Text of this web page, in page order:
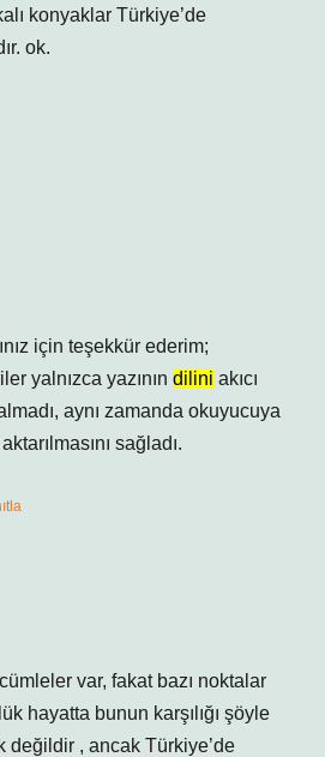
konyaklar Türkiye’de
ok.
için teşekkür ederim;
yalnızca yazının dilini akıcı
aynı zamanda okuyucuya
sağladı.
var, fakat bazı noktalar
hayatta bunun karşılığı şöyle
değildir , ancak Türkiye’de